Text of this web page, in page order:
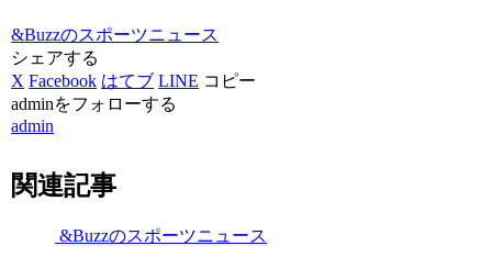
&Buzzのスポーツニュース
シェアする
X Facebook はてブ LINE コピー
adminをフォローする
admin
関連記事
&Buzzのスポーツニュース